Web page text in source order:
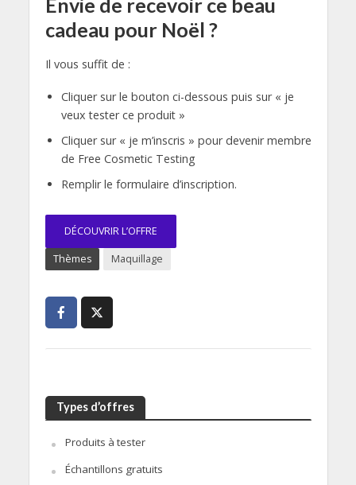
cadeau pour Noël ?
Il vous suffit de :
Cliquer sur le bouton ci-dessous puis sur « je
veux tester ce produit »
Cliquer sur « je m’inscris » pour devenir membre
de Free Cosmetic Testing
Remplir le formulaire d’inscription.
DÉCOUVRIR L’OFFRE
Thèmes Maquillage
Types d’offres
Produits à tester
Échantillons gratuits